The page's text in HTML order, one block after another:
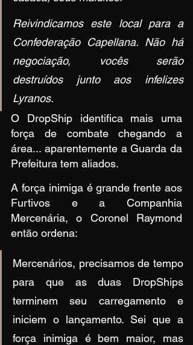
Reivindicamos este local para a
Confederação Capellana. Não há
negociação, vocês serão
destruídos junto aos infelizes
Lyranos.
O DropShip identifica mais uma
força de combate chegando a
área... aparentemente a Guarda da
Prefeitura tem aliados.
A força inimiga é grande frente aos
Furtivos e a Companhia
Mercenária, o Coronel Raymond
então ordena:
Mercenários, precisamos de tempo
para que as duas DropShips
terminem seu carregamento e
iniciem o lançamento. Sei que a
força inimiga é bem maior, mas